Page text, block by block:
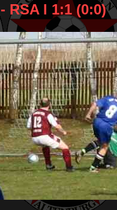
RSA I 1:1 (0:0)